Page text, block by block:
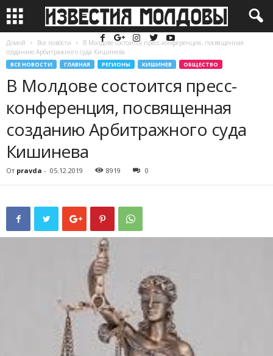
Домой Все новости
В Молдове состоится пресс-конференция, посвященная
созданию Арбитражного суда Кишинева
ВСЕ НОВОСТИ ГЛАВНАЯ РЕГИОНЫ КИШИНЕВ ОБЩЕСТВО
В Молдове состоится пресс-
конференция, посвященная
созданию Арбитражного суда
Кишинева
От pravda - 05.12.2019 8919 0